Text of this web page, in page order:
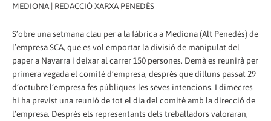
MEDIONA | REDACCIÓ XARXA PENEDÊS
S’obre una setmana clau per a la fàbrica a Mediona (Alt Penedès) de
l’empresa SCA, que es vol emportar la divisió de manipulat del
paper a Navarra i deixar al carrer 150 persones. Demà es reunirà per
primera vegada el comitè d’empresa, després que dilluns passat 29
d’octubre l’empresa fes públiques les seves intencions. I dimecres
hi ha previst una reunió de tot el dia del comitè amb la direcció de
l’empresa. Després els representants dels treballadors valoraran,